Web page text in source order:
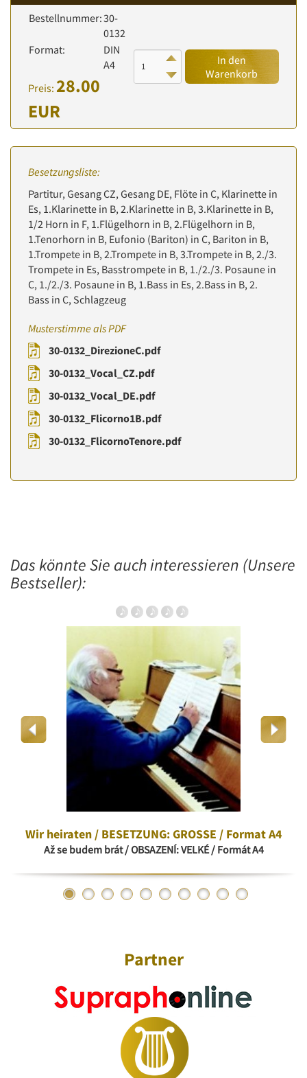
Bestellnummer:30-
0132
Format:
DIN
A4
Preis: 28.00
EUR
In den
Warenkorb
Besetzungsliste:
Partitur, Gesang CZ, Gesang DE, Flöte in C, Klarinette in
Es, 1.Klarinette in B, 2.Klarinette in B, 3.Klarinette in B,
1/2 Horn in F, 1.Flügelhorn in B, 2.Flügelhorn in B,
1.Tenorhorn in B, Eufonio (Bariton) in C, Bariton in B,
1.Trompete in B, 2.Trompete in B, 3.Trompete in B, 2./3.
Trompete in Es, Basstrompete in B, 1./2./3. Posaune in
C, 1./2./3. Posaune in B, 1.Bass in Es, 2.Bass in B, 2.
Bass in C, Schlagzeug
Musterstimme als PDF
30-0132_DirezioneC.pdf
30-0132_Vocal_CZ.pdf
30-0132_Vocal_DE.pdf
30-0132_Flicorno1B.pdf
30-0132_FlicornoTenore.pdf
Das könnte Sie auch interessieren (Unsere
Bestseller):
Wir heiraten / BESETZUNG: GROSSE / Format A4
Až se budem brát / OBSAZENÍ: VELKÉ / Formát A4
Partner